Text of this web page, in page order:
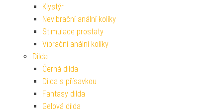
Klystýr
Nevibrační anální kolíky
Stimulace prostaty
Vibrační anální kolíky
Dilda
Černá dilda
Dilda s přísavkou
Fantasy dilda
Gelová dilda